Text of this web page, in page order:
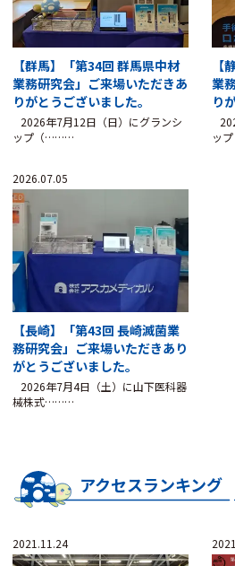
【群馬】「第34回 群馬県中材
業務研究会」ご来場いただきあ
りがとうございました。
2026年7月12日（日）にグランシ
ップ（………
【
業
り
ッ
2026.07.05
【長崎】「第43回 長崎滅菌業
務研究会」ご来場いただきあり
がとうございました。
2026年7月4日（土）に山下医科器
械株式………
アクセスランキング
2021.11.24